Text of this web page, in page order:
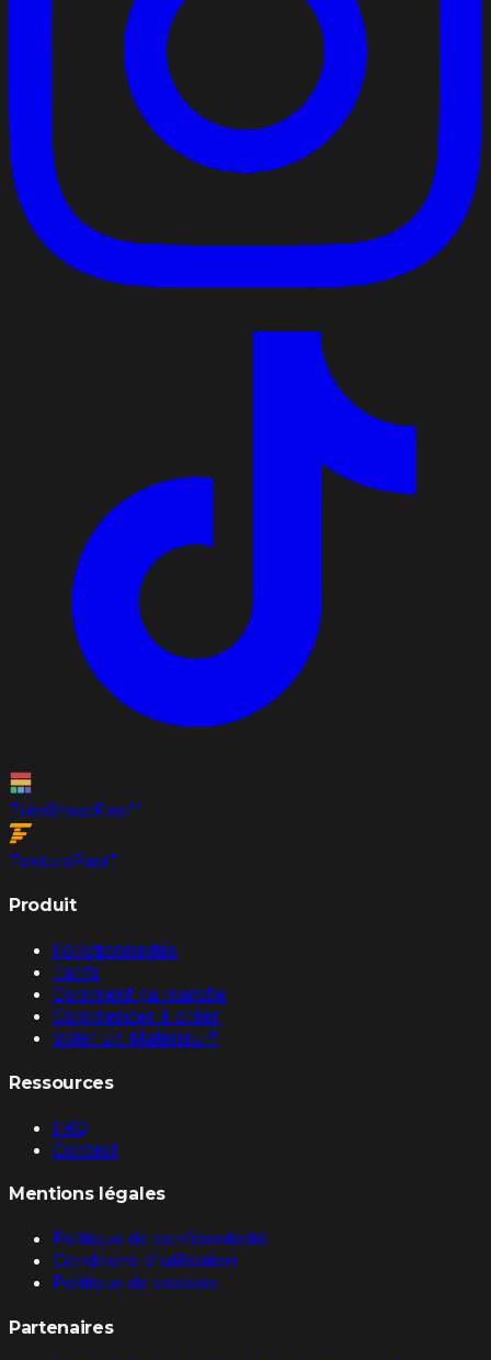
TrimSheetFast™
TextureFast™
Produit
Fonctionnalités
Tarifs
Comment ça marche
Commencer à créer
Voler un Matériau ↗
Ressources
FAQ
Contact
Mentions légales
Politique de confidentialité
Conditions d'utilisation
Politique de cookies
Partenaires